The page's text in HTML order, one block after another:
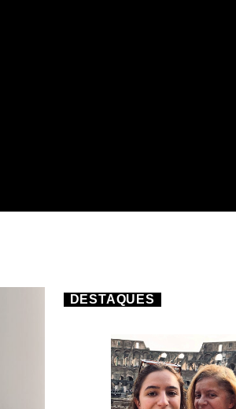
DESTAQUES